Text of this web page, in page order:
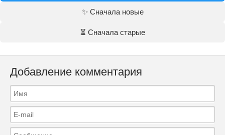
✨ Сначала новые
⏳ Сначала старые
Добавление комментария